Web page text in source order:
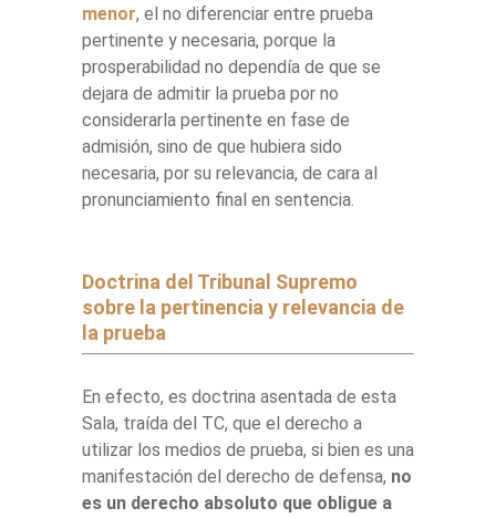
menor, el no diferenciar entre prueba
pertinente y necesaria, porque la
prosperabilidad no dependía de que se
dejara de admitir la prueba por no
considerarla pertinente en fase de
admisión, sino de que hubiera sido
necesaria, por su relevancia, de cara al
pronunciamiento final en sentencia.
Doctrina del Tribunal Supremo
sobre la pertinencia y relevancia de
la prueba
En efecto, es doctrina asentada de esta
Sala, traída del TC, que el derecho a
utilizar los medios de prueba, si bien es una
manifestación del derecho de defensa, no
es un derecho absoluto que obligue a